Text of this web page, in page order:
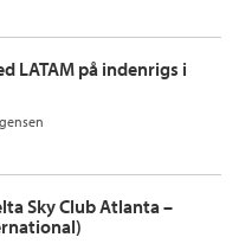
LATAM på indenrigs i
Sky Club Atlanta –